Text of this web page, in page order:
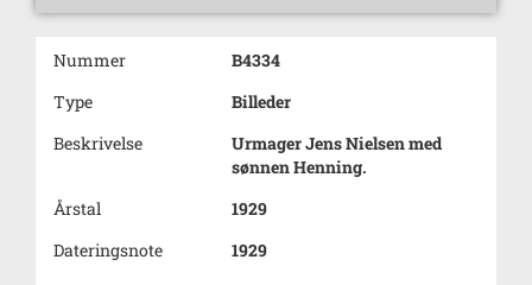
Nummer
B4334
Type
Billeder
Beskrivelse
Urmager Jens Nielsen med
sønnen Henning.
Årstal
1929
Dateringsnote
1929